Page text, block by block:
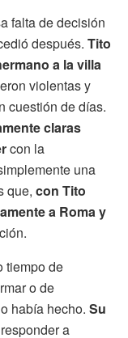
falta de decisión
después. Tito
a la villa
violentas y
cuestión de días.
claras
con la
una
que, con Tito
a Roma y
tiempo de
o de
había hecho. Su
a